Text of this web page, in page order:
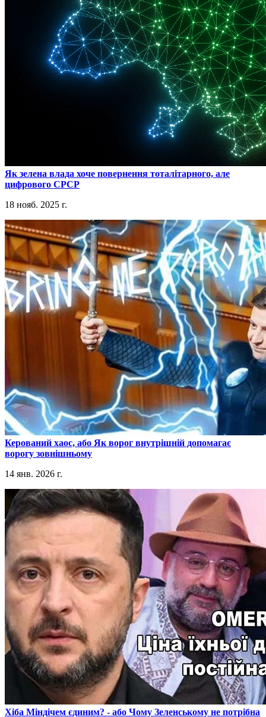
​Як зелена влада хоче повернення тоталітарного, але
цифрового СРСР
18 нояб. 2025 г.
​Керований хаос, або Як ворог внутрішній допомагає
ворогу зовнішньому
14 янв. 2026 г.
​Хіба Міндічем єдиним? - або Чому Зеленському не потрібна